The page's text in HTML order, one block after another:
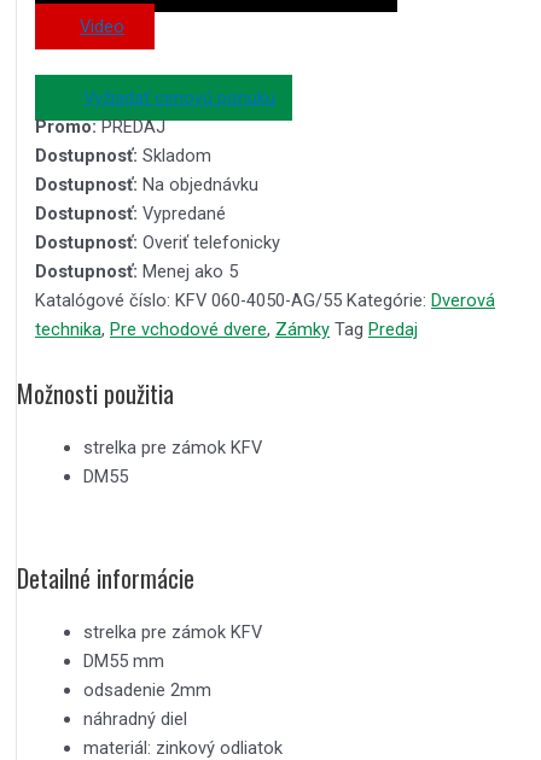
Video
Vyžiadať cenovú ponuku
Promo:PREDAJ
Dostupnosť: Skladom
Dostupnosť: Na objednávku
Dostupnosť: Vypredané
Dostupnosť: Overiť telefonicky
Dostupnosť: Menej ako 5
Katalógové číslo: KFV 060-4050-AG/55 Kategórie: Dverová
technika, Pre vchodové dvere, Zámky Tag Predaj
Možnosti použitia
strelka pre zámok KFV
DM55
Detailné informácie
strelka pre zámok KFV
DM55 mm
odsadenie 2mm
náhradný diel
materiál: zinkový odliatok